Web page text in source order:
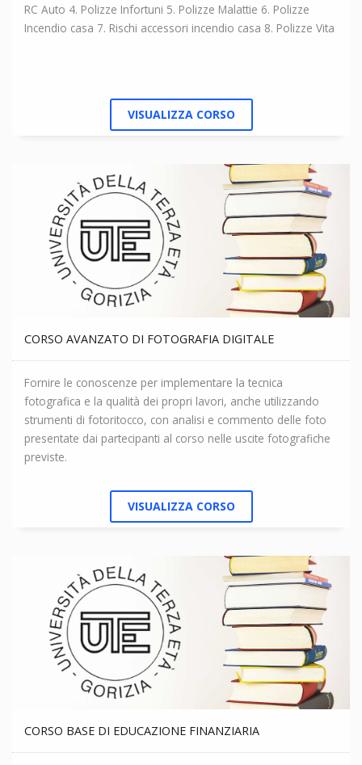
RC Auto 4. Polizze Infortuni 5. Polizze Malattie 6. Polizze
Incendio casa 7. Rischi accessori incendio casa 8. Polizze Vita
VISUALIZZA CORSO
CORSO AVANZATO DI FOTOGRAFIA DIGITALE
Fornire le conoscenze per implementare la tecnica
fotografica e la qualità dei propri lavori, anche utilizzando
strumenti di fotoritocco, con analisi e commento delle foto
presentate dai partecipanti al corso nelle uscite fotografiche
previste.
VISUALIZZA CORSO
CORSO BASE DI EDUCAZIONE FINANZIARIA